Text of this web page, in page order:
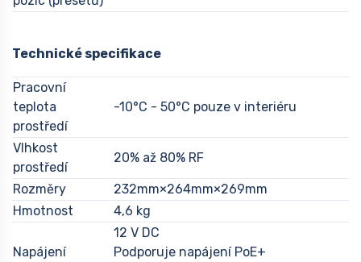
Technické specifikace
Pracovní
teplota
prostředí
-10°C - 50°C pouze v interiéru
Vlhkost
prostředí
20% až 80% RF
Rozměry
232mm×264mm×269mm
Hmotnost
4,6 kg
Napájení
12 V DC
Podporuje napájení PoE+